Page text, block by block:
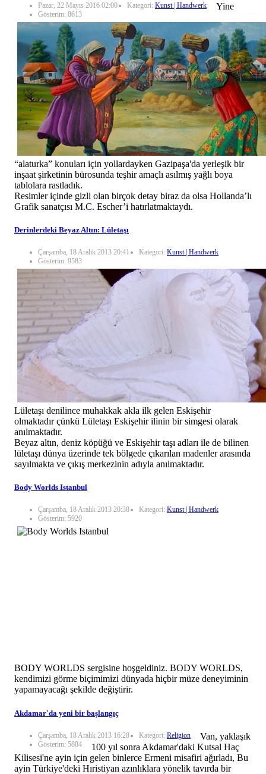
Pazar, 22 Mayıs 2016 02:00 Kategori: Kunst | Handwerk
Gösterim: 8613
Yine
“alaturka” konuları için yollardayken Gazipaşa'da yerleşik bir
inşaat şirketinin bürosunda teşhir amaçlı asılmış yağlı boya
tablolara rastladık.
Resimler içinde gizli olan birçok detay biraz da olsa Hollanda’lı
Grafik sanatçısı M.C. Escher’i hatırlatmaktaydı.
Derinlerdeki Beyaz Altın: Lületaşı
Çarşamba, 18 Aralık 2013 20:41 Kategori: Kunst | Handwerk
Gösterim: 9583
Lületaşı denilince muhakkak akla ilk gelen Eskişehir
olmaktadır çünkü Lületaşı Eskişehir ilinin bir simgesi olarak
anılmaktadır.
Beyaz altın, deniz köpüğü ve Eskişehir taşı adları ile de bilinen
lületaşı dünya üzerinde tek bölgede çıkarılan madenler arasında
sayılmakta ve çıkış merkezinin adıyla anılmaktadır.
Body Worlds Istanbul
Çarşamba, 18 Aralık 2013 20:38 Kategori: Kunst | Handwerk
Gösterim: 5920
BODY WORLDS sergisine hoşgeldiniz. BODY WORLDS,
kendimizi görme biçimimizi dünyada hiçbir müze deneyiminin
yapamayacağı şekilde değiştirir.
Akdamar'da yeni bir başlangıç
Çarşamba, 18 Aralık 2013 16:28 Kategori: Religion
Gösterim: 5884
Van, yaklaşık
100 yıl sonra Akdamar'daki Kutsal Haç
Kilisesi'ne ayin için gelen binlerce Ermeni misafiri ağırladı, Bu
ayin Türkiye'deki Hıristiyan azınlıklara yönelik tavırda bir